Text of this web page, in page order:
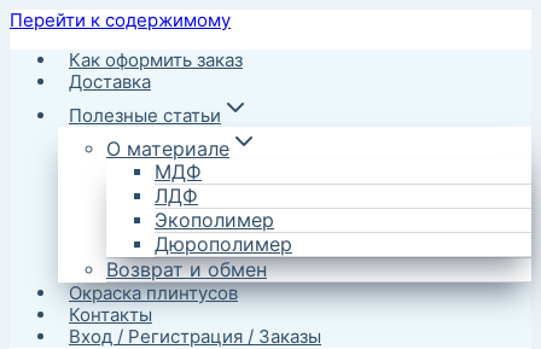
Перейти к содержимому
Как оформить заказ
Доставка
Полезные статьи
О материале
МДФ
ЛДФ
Экополимер
Дюрополимер
Возврат и обмен
Окраска плинтусов
Контакты
Вход / Регистрация / Заказы